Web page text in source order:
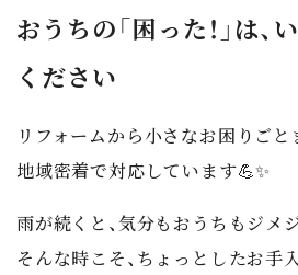
おうちの「困った！」は
ください
リフォームから小さなお困りごと
地域密着で対応しています💪✨
雨が続くと、気分もおうちもジメ
そんな時こそ、 ちょっとしたお手